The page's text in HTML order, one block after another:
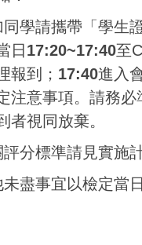
學請攜帶「學生
日 17:20~17:40至
報到； 17:40進入
注意事項。請務必
者視同放棄。
分標準請見實施計
未盡事宜以檢定當